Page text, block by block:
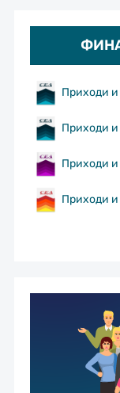
Приходи
Приходи
Приходи
Приходи